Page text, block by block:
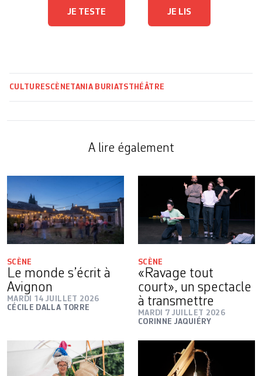
JE TESTE JE LIS
CULTURESCÈNETANIA BURI ATSTHÉÂTRE
A lire également
SCÈNE
Le monde s’écrit à
Avignon
MARDI 14 JUILLET 2026
CÉCILE DALLA TORRE
SCÈNE
«Ravage tout
court», un spectacle
à transmettre
MARDI 7 JUILLET 2026
CORINNE JAQUIÉRY